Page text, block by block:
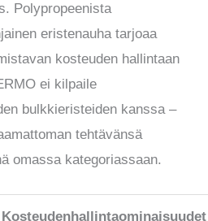
Polypropeenista
eristenauha tarjoaa
kosteuden hallintaan
ei kilpaile
bulkkieristeiden kanssa –
tehtävänsä
omassa kategoriassaan.
Kosteudenhallintaominaisuudet